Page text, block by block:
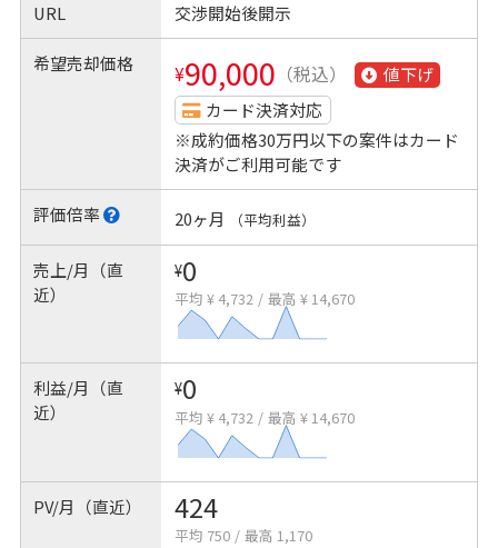
URL 交渉開始後開示
希望売却価格 ¥90,000 （税込）
値下げ
カード決済対応
※成約価格30万円以下の案件はカード
決済がご利用可能です
評価倍率 20ヶ月 （平均利益）
売上/月（直
近）
¥0
平均 ¥ 4,732 / 最高 ¥ 14,670
利益/月（直
近）
¥0
平均 ¥ 4,732 / 最高 ¥ 14,670
PV/月（直近） 424
平均 750 / 最高 1,170